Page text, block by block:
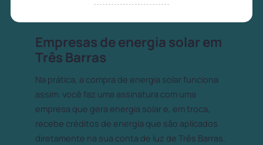
Empresas de energia solar em
Três Barras
Na prática, a compra de energia solar funciona
assim: você faz uma assinatura com uma
empresa que gera energia solar e, em troca,
recebe créditos de energia que são aplicados
diretamente na sua conta de luz de Três Barras.